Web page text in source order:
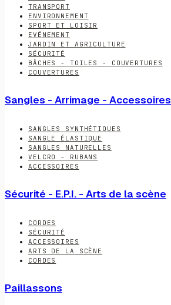
TRANSPORT
ENVIRONNEMENT
SPORT ET LOISIR
EVÉNEMENT
JARDIN ET AGRICULTURE
SÉCURITÉ
BÂCHES - TOILES - COUVERTURES
COUVERTURES
Sangles - Arrimage - Accessoires
SANGLES SYNTHÉTIQUES
SANGLE ÉLASTIQUE
SANGLES NATURELLES
VELCRO - RUBANS
ACCESSOIRES
Sécurité - E.P.I. - Arts de la scène
CORDES
SÉCURITÉ
ACCESSOIRES
ARTS DE LA SCÈNE
CORDES
Paillassons